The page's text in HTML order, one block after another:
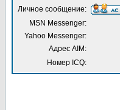
Личное сообщение:
MSN Messenger:
Yahoo Messenger:
Адрес AIM:
Номер ICQ: